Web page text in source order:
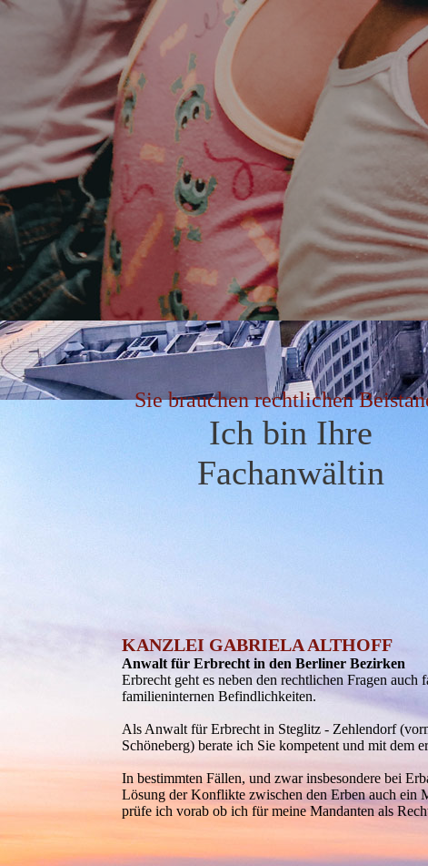
Sie brauchen rechtlichen
Ich bin Ihre
Fachanwältin
KANZLEI GABRIELA ALTHOFF
Anwalt für Erbrecht in den Berliner Bezirken
Erbrecht geht es neben den rechtlichen Fragen auch
familieninternen Befindlichkeiten.
Als Anwalt für Erbrecht in Steglitz - Zehlendorf
Schöneberg) berate ich Sie kompetent und mit dem
In bestimmten Fällen, und zwar insbesondere bei
Lösung der Konflikte zwischen den Erben auch ein
prüfe ich vorab ob ich für meine Mandanten als